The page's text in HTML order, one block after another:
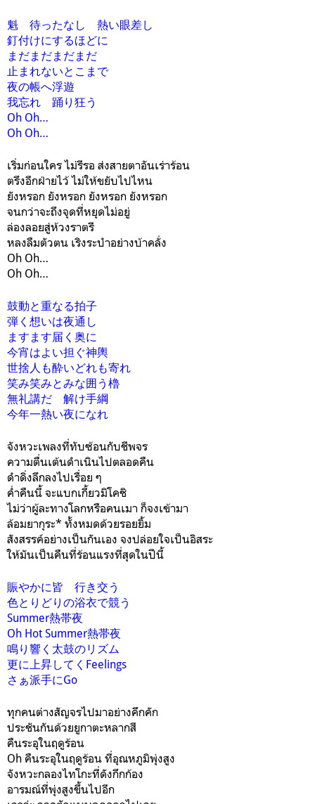
魁 待ったなし 熱い眼差し
釘付けにするほどに
まだまだまだまだ
止まれないとこまで
夜の帳へ浮遊
我忘れ 踊り狂う
Oh Oh…
Oh Oh…
เริ่มก่อนใคร ไม่รีรอ ส่งสายตาอันเร่าร้อน
ตรึงอีกฝ่ายไว้ ไม่ให้ขยับไปไหน
ยังหรอก ยังหรอก ยังหรอก ยังหรอก
จนกว่าจะถึงจุดที่หยุดไม่อยู่
ล่องลอยสู่ห้วงราตรี
หลงลืมตัวตน เริงระบำอย่างบ้าคลั่ง
Oh Oh…
Oh Oh…
鼓動と重なる拍子
弾く想いは夜通し
ますます届く奥に
今宵はよい担ぐ神輿
世捨人も酔いどれも寄れ
笑み笑みとみな囲う櫓
無礼講だ 解け手綱
今年一熱い夜になれ
จังหวะเพลงที่ทับซ้อนกับชีพจร
ความตื่นเต้นดำเนินไปตลอดคืน
ดำดิ่งลึกลงไปเรื่อย ๆ
ค่ำคืนนี้ จะแบกเกี้ยวมิโคชิ
ไม่ว่าผู้ละทางโลกหรือคนเมา ก็จงเข้ามา
ล้อมยากุระ* ทั้งหมดด้วยรอยยิ้ม
สังสรรค์อย่างเป็นกันเอง จงปล่อยใจเป็นอิสระ
ให้มันเป็นคืนที่ร้อนแรงที่สุดในปีนี้
賑やかに皆 行き交う
色とりどりの浴衣で競う
Summer熱帯夜
Oh Hot Summer熱帯夜
鳴り響く太鼓のリズム
更に上昇してくFeelings
さぁ派手にGo
ทุกคนต่างสัญจรไปมาอย่างคึกคัก
ประชันกันด้วยยูกาตะหลากสี
คืนระอุในฤดูร้อน
Oh คืนระอุในฤดูร้อน ที่อุณหภูมิพุ่งสูง
จังหวะกลองไทโกะที่ดังกึกก้อง
อารมณ์ที่พุ่งสูงขึ้นไปอีก